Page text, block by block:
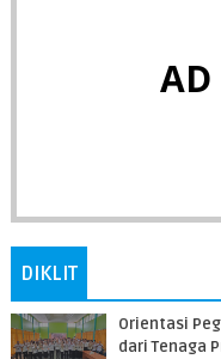
DIKLIT
Orientasi
dari Tenaga